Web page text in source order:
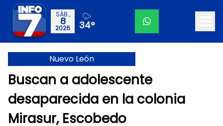
SÁB.,
8
2026 34°
Nuevo León
Buscan a adolescente
desaparecida en la colonia
Mirasur, Escobedo